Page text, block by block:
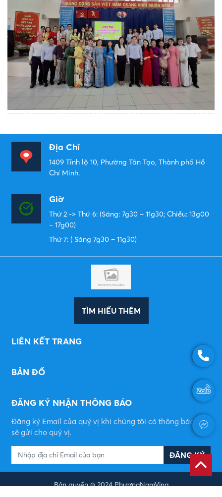
Địa Chỉ
1409 Tỉnh lộ 10, Phường Tân Tạo, Thành phố Hồ
Chí Minh.
Giờ
Thứ 2 -> Thứ 6: (Sáng: 7g30 – 11g30; Chiều: 13g00
– 17g00)
Thứ 7: ( Sáng 7g30 – 11g30)
TÌM HIỂU THÊM
LIÊN KẾT TRANG
BẢN ĐỒ
ĐĂNG KÝ NHẬN THÔNG BÁO
Đăng ký Email của quý vị khi chúng tôi có thông báo mới
sẽ gửi cho quý vị.
ĐĂNG KÝ
Bản quyền © 2024PhươngNamVina